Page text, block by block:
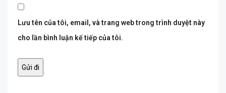
Lưu tên của tôi, email, và trang web trong trình duyệt này
cho lần bình luận kế tiếp của tôi.